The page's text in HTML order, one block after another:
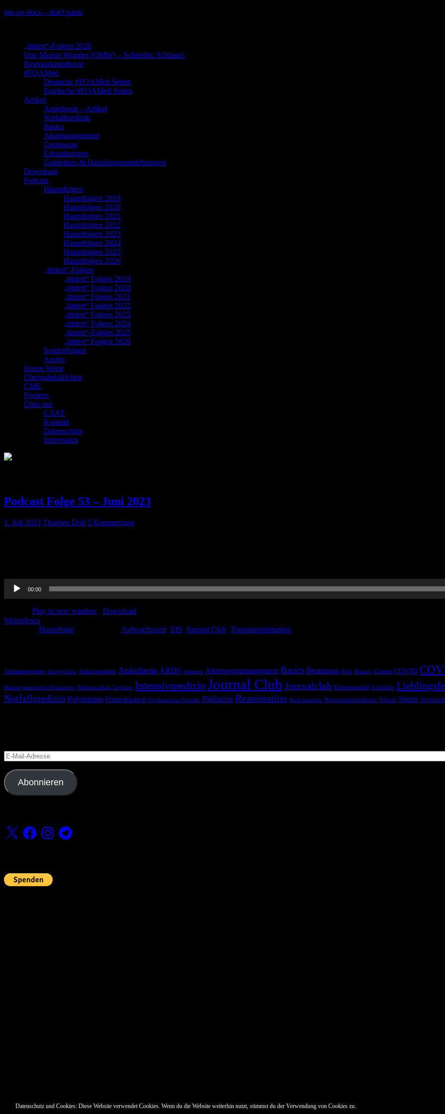
Skip
pin-up-docs – don't panic
„titriert“-Folgen 2026
One Minute Wonder (OMW) – Schneller. Schlauer.
Regionalanästhesie
#FOAMed
Deutsche #FOAMed Seiten
Englische #FOAMed Seiten
Artikel
Anästhesie – Artikel
Notfallmedizin
Basics
Akutmanagement
Gerinnung
Erkrankungen
Guidelines & Handlungsempfehlungen
Download
Podcast
Hauptfolgen
Hauptfolgen 2019
Hauptfolgen 2020
Hauptfolgen 2021
Hauptfolgen 2022
Hauptfolgen 2023
Hauptfolgen 2024
Hauptfolgen 2025
Hauptfolgen 2026
„titriert“-Folgen
„titriert“ Folgen 2019
„titriert“ Folgen 2020
„titriert“ Folgen 2021
„titriert“ Folgen 2022
„titriert“ Folgen 2023
„titriert“ Folgen 2024
„titriert“-Folgen 2025
„titriert“ Folgen 2026
Sonderfolgen
Archiv
Innere Werte
Übergabekäffchen
CME
Fördern
Über uns
CAST
Kontakt
Datenschutz
Impressum
Podcast Folge 53 – Juni 2023
1. Juli 2023 Thorben Doll 5 Kommentare
Audio-
Player
00:00
Play in new window
Download
Weiterlesen
Hauptfolge Aufwachraum EIS Journal Club Traumareanimation
Akutmanagement Anaphylaxie Antikoagulation Anästhesie ARDS Atemnot Atemwegsmanagement Basics Beatmung BGA Blutung Corona COVID
Hämodynamisches Monitoring Höhenmedizin Impfung IntensivmedizinJournal Club Journalclub Klimawandel Leitlinie
Notfallmedizin Polytrauma Prämedikation Psychiatrische Notfälle Pädiatrie Reanimation Rechtsmedizin Regionalanästhesie Schock Sepsis
E-
Mail-
Adresse
Abonnieren
X FacebookInstagramTelegram
Datenschutz und Cookies: Diese Website verwendet Cookies. Wenn du die Website weiterhin nutzt, stimmst du der Verwendung von Cookies zu.